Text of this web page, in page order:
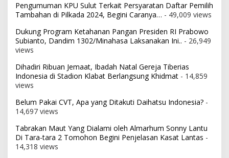
Pengumuman KPU Sulut Terkait Persyaratan Daftar Pemilih
Tambahan di Pilkada 2024, Begini Caranya… - 49,009 views
Dukung Program Ketahanan Pangan Presiden RI Prabowo
Subianto, Dandim 1302/Minahasa Laksanakan Ini.. - 26,949
views
Dihadiri Ribuan Jemaat, Ibadah Natal Gereja Tiberias
Indonesia di Stadion Klabat Berlangsung Khidmat - 14,859
views
Belum Pakai CVT, Apa yang Ditakuti Daihatsu Indonesia? -
14,697 views
Tabrakan Maut Yang Dialami oleh Almarhum Sonny Lantu
Di Tara-tara 2 Tomohon Begini Penjelasan Kasat Lantas -
14,318 views